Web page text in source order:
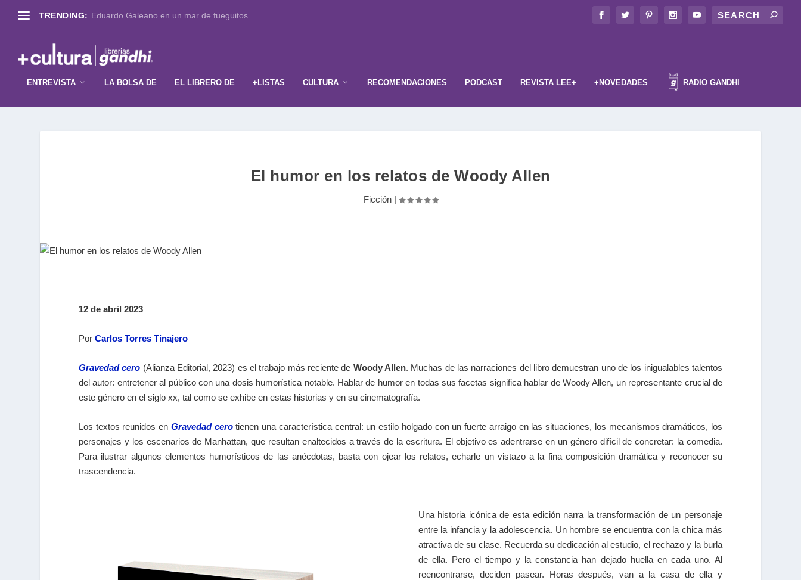
TRENDING: Eduardo Galeano en un mar de fueguitos
ENTREVISTA LA BOLSA DE EL LIBRERO DE +LISTAS CULTURA RECOMENDACIONES PODCAST REVISTA LEE+ +NOVEDADES RADIO GANDHI
El humor en los relatos de Woody Allen
Ficción|
12 de abril 2023
Por Carlos Torres Tinajero
Gravedad cero (Alianza Editorial, 2023) es el trabajo más reciente de Woody Allen. Muchas de las narraciones del libro demuestran uno de los inigualables talentos
del autor: entretener al público con una dosis humorística notable. Hablar de humor en todas sus facetas significa hablar de Woody Allen, un representante crucial de
este género en el siglo xx, tal como se exhibe en estas historias y en su cinematografía.
Los textos reunidos en Gravedad cero tienen una característica central: un estilo holgado con un fuerte arraigo en las situaciones, los mecanismos dramáticos, los
personajes y los escenarios de Manhattan, que resultan enaltecidos a través de la escritura. El objetivo es adentrarse en un género difícil de concretar: la comedia.
Para ilustrar algunos elementos humorísticos de las anécdotas, basta con ojear los relatos, echarle un vistazo a la fina composición dramática y reconocer su
trascendencia.
Una historia icónica de esta edición narra la transformación de un personaje
entre la infancia y la adolescencia. Un hombre se encuentra con la chica más
atractiva de su clase. Recuerda su dedicación al estudio, el rechazo y la burla
de ella. Pero el tiempo y la constancia han dejado huella en cada uno. Al
reencontrarse, deciden pasear. Horas después, van a la casa de ella y